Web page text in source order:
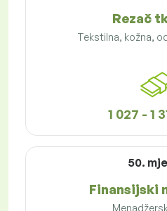
Rezač
Tekstilna, kožna,
1 027 - 1
50.
Finansijski